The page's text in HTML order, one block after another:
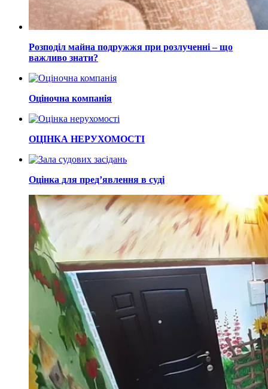
Розподіл майна подружжя при розлученні – що
важливо знати?
Оціночна компанія
ОЦІНКА НЕРУХОМОСТІ
Оцінка для пред’явлення в суді